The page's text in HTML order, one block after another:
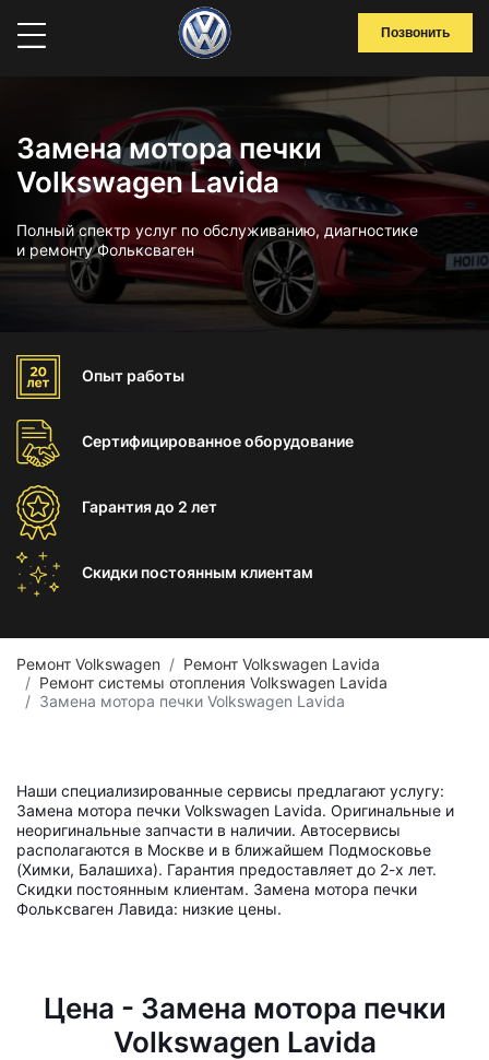
Позвонить
Замена мотора печки
Volkswagen Lavida
Полный спектр услуг по обслуживанию, диагностике
и ремонту Фольксваген
Опыт работы
Сертифицированноеоборудование
Гарантиядо 2 лет
Скидки постоянным клиентам
Ремонт Volkswagen
Ремонт Volkswagen Lavida
Ремонт системы отопления Volkswagen Lavida
Замена мотора печки Volkswagen Lavida
Наши специализированные сервисы предлагают услугу:
Замена мотора печки Volkswagen Lavida. Оригинальные и
неоригинальные запчасти в наличии. Автосервисы
располагаются в Москве и в ближайшем Подмосковье
(Химки, Балашиха). Гарантия предоставляет до 2-х лет.
Скидки постоянным клиентам. Замена мотора печки
Фольксваген Лавида: низкие цены.
Цена - Замена мотора печки
Volkswagen Lavida